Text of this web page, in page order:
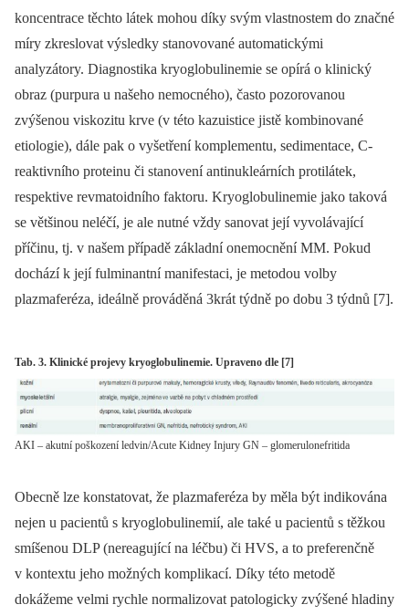
koncentrace těchto látek mohou díky svým vlastnostem do značné
míry zkreslovat výsledky stanovované automatickými
analyzátory. Diagnostika kryoglobulin­emie se opírá o klinický
obraz (purpura u našeho nemocného), často pozorovanou
zvýšenou viskozitu krve (v této kazuistice jistě kombinované
etiologie), dále pak o vyšetření komplementu, sedimentace, C-
reaktivního proteinu či stanovení anti­nukleárních protilátek,
respektive revmatoidního faktoru. Kryoglobulinemie jako taková
se většinou neléčí, je ale nutné vždy sanovat její vyvolávající
příčinu, tj. v našem případě základní onemocnění MM. Pokud
dochází k její fulminantní manifestaci, je metodou volby
plazmaferéza, ideálně prováděná 3krát týdně po dobu 3 týdnů [7].
Tab. 3. Klinické projevy kryoglobulinemie. Upraveno dle [7]
AKI – akutní poškození ledvin/Acute Kidney Injury GN – glomerulonefritida
Obecně lze konstatovat, že plazmaferéza by měla být indikována
nejen u pacientů s kryoglobulinemií, ale také u pacientů s těžkou
smíšenou DLP (nereagující na léčbu) či HVS, a to preferenčně
v kontextu jeho možných komplikací. Díky této metodě
dokážeme velmi rychle normalizovat patologicky zvýšené hladiny